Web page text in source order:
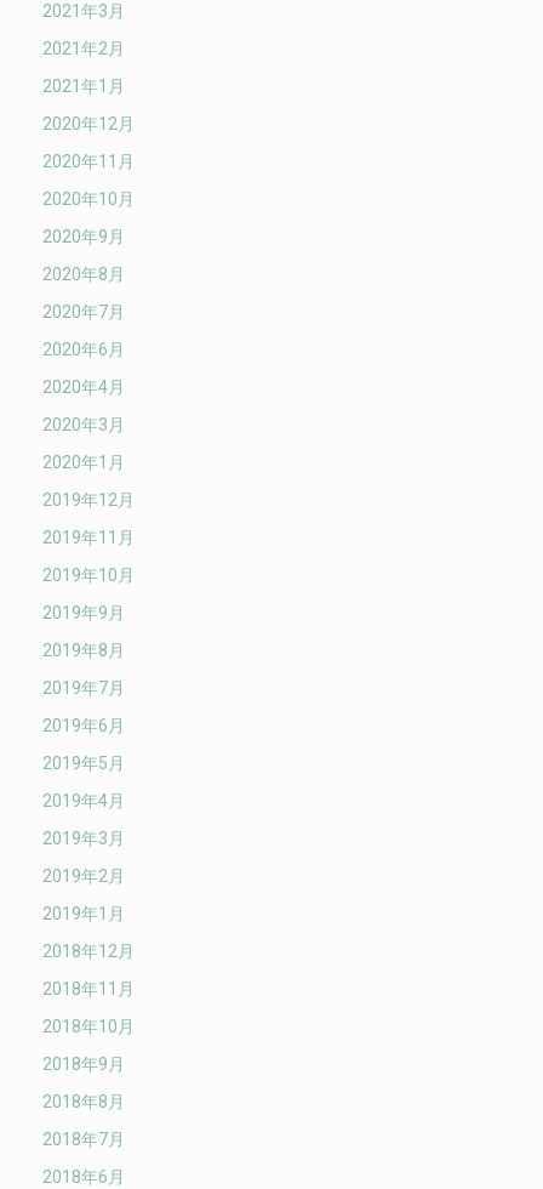
2021年3月
2021年2月
2021年1月
2020年12月
2020年11月
2020年10月
2020年9月
2020年8月
2020年7月
2020年6月
2020年4月
2020年3月
2020年1月
2019年12月
2019年11月
2019年10月
2019年9月
2019年8月
2019年7月
2019年6月
2019年5月
2019年4月
2019年3月
2019年2月
2019年1月
2018年12月
2018年11月
2018年10月
2018年9月
2018年8月
2018年7月
2018年6月